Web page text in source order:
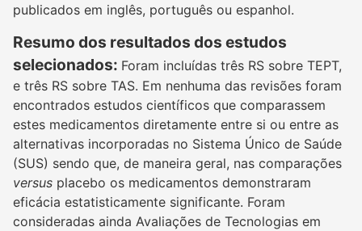
publicados em inglês, português ou espanhol.
Resumo dos resultados dos estudos
selecionados: Foram incluídas três RS sobre TEPT,
e três RS sobre TAS. Em nenhuma das revisões foram
encontrados estudos científicos que comparassem
estes medicamentos diretamente entre si ou entre as
alternativas incorporadas no Sistema Único de Saúde
(SUS) sendo que, de maneira geral, nas comparações
versus placebo os medicamentos demonstraram
eficácia estatisticamente significante. Foram
consideradas ainda Avaliações de Tecnologias em